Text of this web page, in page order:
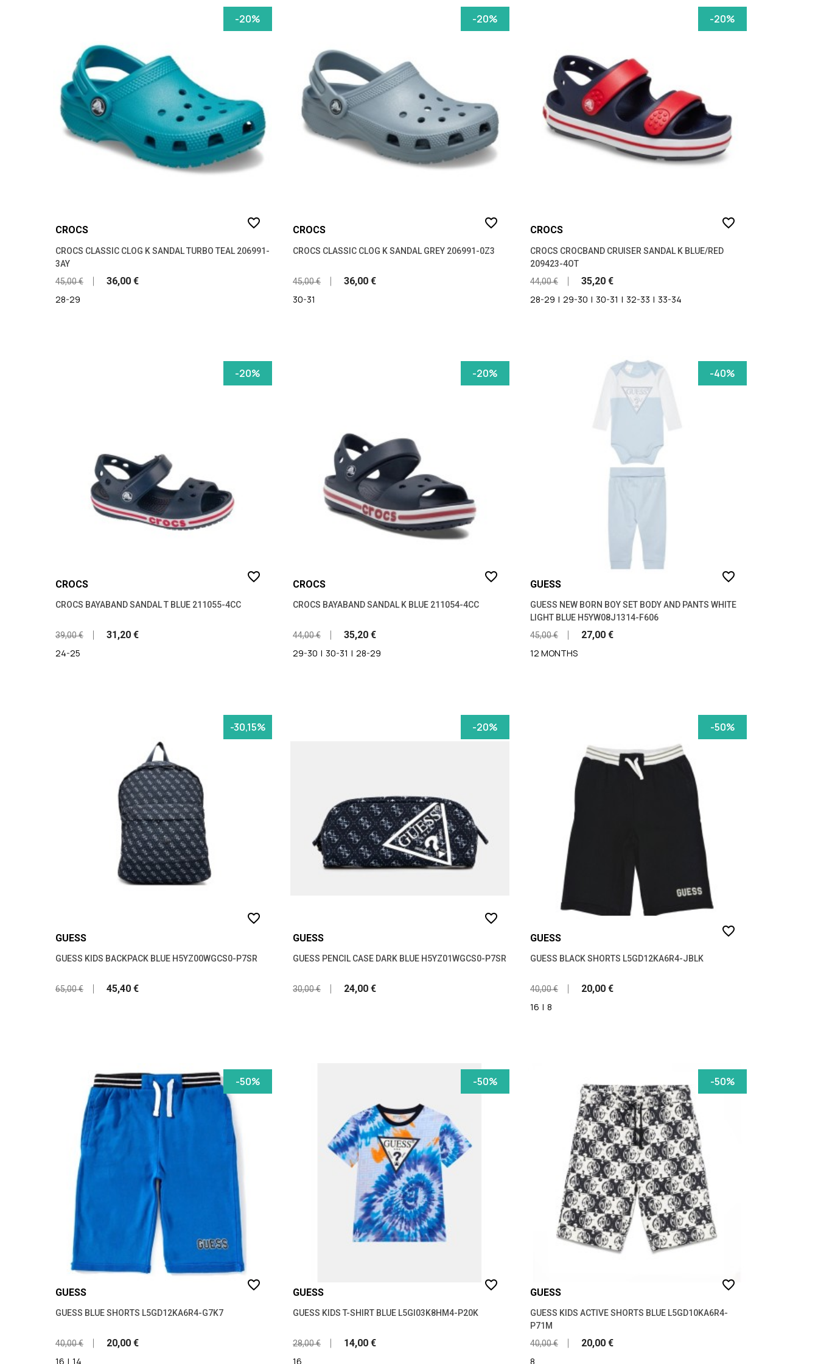
22-23
CROCS
CROCS CLASSIC CLOG K SANDAL TURBO TEAL 206991-
3AY
45,00 €
36,00 €
28-29
-20%
favorite_border
CROCS
CROCS CLASSIC CLOG K SANDAL GREY 206991-0Z3
45,00 €
36,00 €
30-31
-20%
favorite_border
CROCS
CROCS CROCBAND CRUISER SANDAL K BLUE/RED
209423-4OT
44,00 €
35,20 €
28-29 | 29-30 | 30-31 | 32-33 | 33-34
-20%
favorite_border
CROCS
CROCS BAYABAND SANDAL T BLUE 211055-4CC
39,00 €
31,20 €
24-25
-20%
favorite_border
CROCS
CROCS BAYABAND SANDAL K BLUE 211054-4CC
44,00 €
35,20 €
29-30 | 30-31 | 28-29
-20%
favorite_border
GUESS
GUESS NEW BORN BOY SET BODY AND PANTS WHITE
LIGHT BLUE H5YW08J1314-F606
45,00 €
27,00 €
12 MONTHS
-40%
favorite_border
GUESS
GUESS KIDS BACKPACK BLUE H5YZ00WGCS0-P7SR
65,00 € 45,40 €
-30,15%
favorite_border
GUESS
GUESS PENCIL CASE DARK BLUE H5YZ01WGCS0-P7SR
30,00 € 24,00 €
-20%
favorite_border
GUESS
GUESS BLACK SHORTS L5GD12KA6R4-JBLK
40,00 €
20,00 €
16 | 8
-50%
favorite_border
GUESS
GUESS BLUE SHORTS L5GD12KA6R4-G7K7
40,00 €
20,00 €
16 | 14
-50%
favorite_border
GUESS
GUESS KIDS T-SHIRT BLUE L5GI03K8HM4-P20K
28,00 €
14,00 €
16
-50%
favorite_border
GUESS
GUESS KIDS ACTIVE SHORTS BLUE L5GD10KA6R4-
P71M
40,00 €
20,00 €
8
-50%
favorite_border